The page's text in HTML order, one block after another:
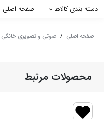
دسته بندی کالاها صفحه اصلی
صفحه اصلی / صوتی و تصویری خانگی
محصولات مرتبط